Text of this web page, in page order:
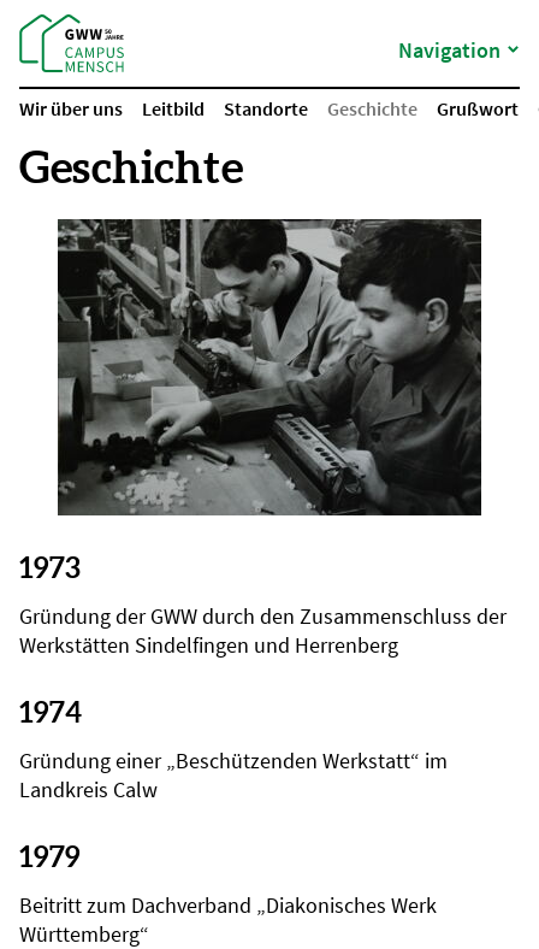
Navigation
Wir über uns Leitbild Standorte Geschichte Grußwort
Geschichte
1973
Gründung der GWW durch den Zusammenschluss der
Werkstätten Sindelfingen und Herrenberg
1974
Gründung einer „Beschützenden Werkstatt“ im
Landkreis Calw
1979
Beitritt zum Dachverband „Diakonisches Werk
Württemberg“